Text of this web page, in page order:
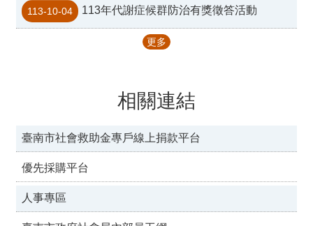
113-10-04 113年代謝症候群防治有獎徵答活動
更多
相關連結
臺南市社會救助金專戶線上捐款平台
優先採購平台
人事專區